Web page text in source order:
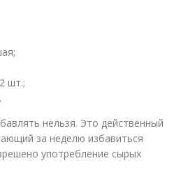
шт.;
нельзя. Это действенный
за неделю избавиться
употребление сырых